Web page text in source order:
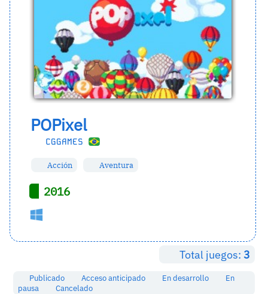
POPixel
CGGAMES
Acción Aventura
2016
Total juegos: 3
Publicado Acceso anticipado En desarrollo
En
pausa
Cancelado